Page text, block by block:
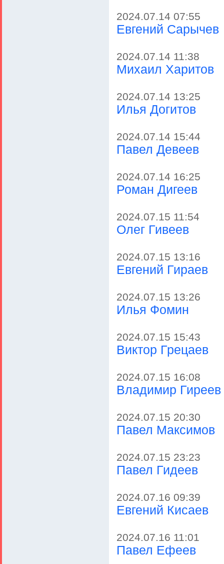
2024.07.14 07:55
Евгений Сарычев
2024.07.14 11:38
Михаил Харитов
2024.07.14 13:25
Илья Догитов
2024.07.14 15:44
Павел Девеев
2024.07.14 16:25
Роман Дигеев
2024.07.15 11:54
Олег Гивеев
2024.07.15 13:16
Евгений Гираев
2024.07.15 13:26
Илья Фомин
2024.07.15 15:43
Виктор Грецаев
2024.07.15 16:08
Владимир Гиреев
2024.07.15 20:30
Павел Максимов
2024.07.15 23:23
Павел Гидеев
2024.07.16 09:39
Евгений Кисаев
2024.07.16 11:01
Павел Ефеев